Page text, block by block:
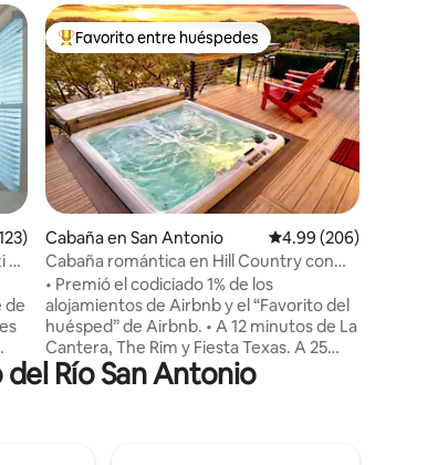
promedio: 4.98 de 5, 123 reseñas
y
de
Favorito entre huéspedes preferido
Favorito entre huéspedes
Cabaña en San Antonio Calificación promedio:
4.99 (206)
Cabaña romántica en Hill Country con
jacuzzi privado
• Premió el codiciado 1% de los
alojamientos de Airbnb y el “Favorito del
huésped” de Airbnb. • A 12 minutos de La
Cantera, The Rim y Fiesta Texas. A 25
minutos del centro/Riverwalk y SeaWorld
(tráfico pendiente). • Relájate en el
Río San Antonio